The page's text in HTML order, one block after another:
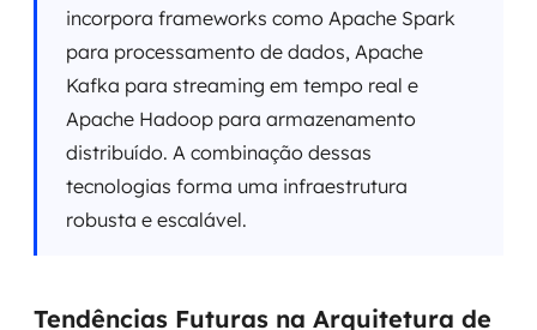
incorpora frameworks como Apache Spark
para processamento de dados, Apache
Kafka para streaming em tempo real e
Apache Hadoop para armazenamento
distribuído. A combinação dessas
tecnologias forma uma infraestrutura
robusta e escalável.
Tendências Futuras na Arquitetura de